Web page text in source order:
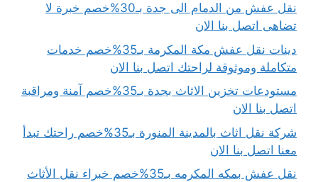
نقل عفش من الدمام الى جدة بـ30%خصم خبرة لا
تضاهى اتصل بنا الان
دينات نقل عفش مكة المكرمة بـ35%خصم خدمات
متكاملة وموثوقة لراحتك اتصل بنا الان
مستودعات تخزين الاثاث بجدة بـ35%خصم آمنة ومراقبة
اتصل بنا الان
شركة نقل اثاث بالمدينة المنورة بـ35%خصم راحتك تبدأ
معنا اتصل بنا الان
نقل عفش بمكه المكرمه بـ35%خصم خبراء نقل الأثاث